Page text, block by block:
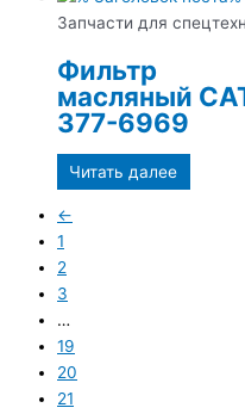
Запчасти для
Фильтр
масляный
377-6969
Читать далее
←
1
2
3
…
19
20
21